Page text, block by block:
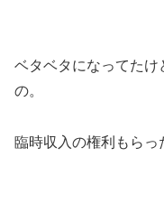
ベタベタになってたけ
の。
臨時収入の権利もらっ